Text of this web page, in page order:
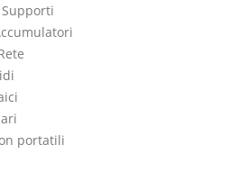
portatili